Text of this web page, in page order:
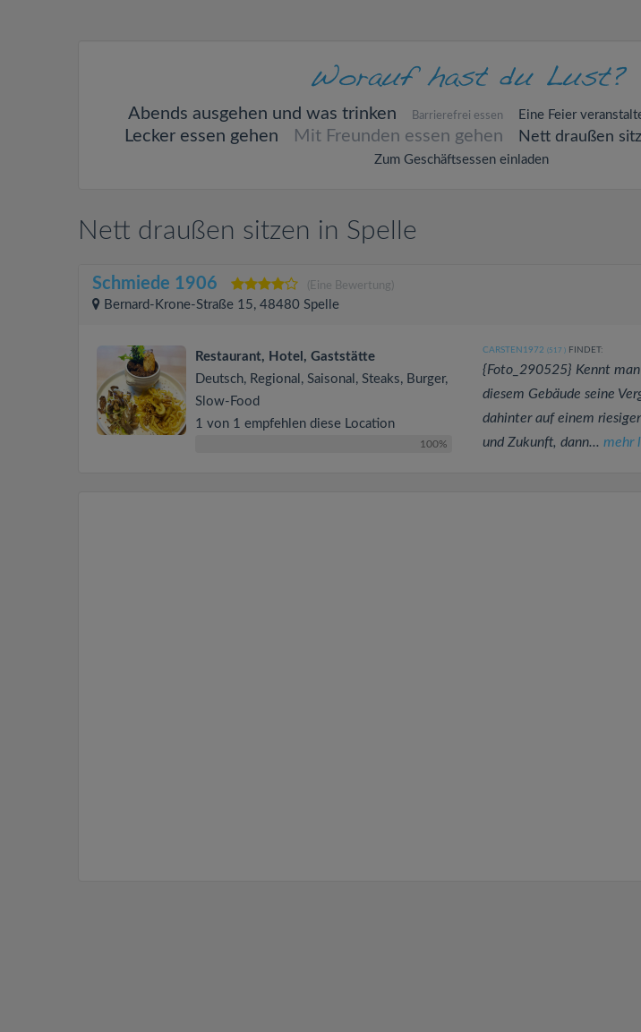
Abends ausgehen und was trinken Barrierefrei essen Eine Feier
Lecker essen gehen Mit Freunden essen gehen Nett draußen
Zum Geschäftsessen einladen
Nett draußen sitzen in Spelle
Schmiede 1906 (Eine Bewertung)
Bernard-Krone-Straße 15, 48480 Spelle
Restaurant, Hotel, Gaststätte
Deutsch, Regional, Saisonal, Steaks, Burger,
Slow-Food
1 von 1 empfehlen diese Location
100%
CARSTEN1972 (517 )FINDET:
{Foto_290525} Kennt
diesem Gebäude seine
dahinter auf einem
und Zukunft, dann... mehr